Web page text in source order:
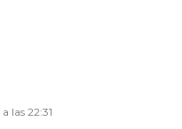
las 22:31